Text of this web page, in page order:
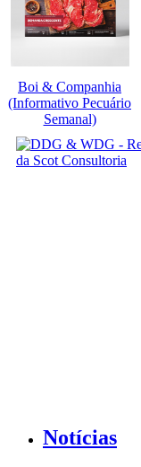
Boi & Companhia
(Informativo Pecuário
Semanal)
Notícias